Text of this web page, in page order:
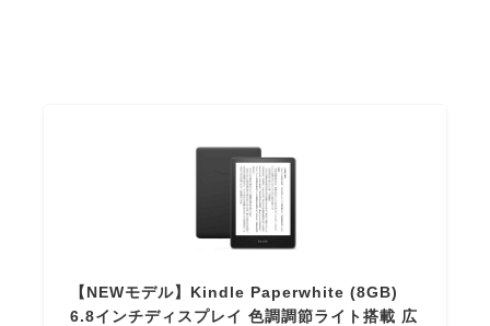
【NEWモデル】Kindle Paperwhite (8GB)
6.8インチディスプレイ 色調調節ライト搭載 広